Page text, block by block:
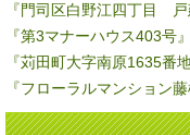
『門司区白野江四丁目
『第3マナーハウス403号
『苅田町大字南原1635番
『フローラルマンション